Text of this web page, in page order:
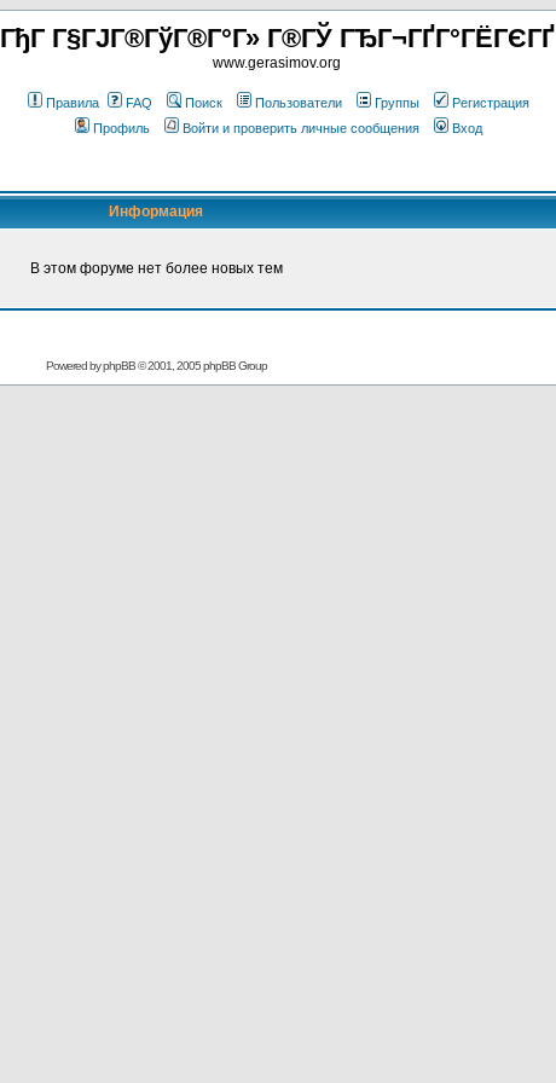
ГђГ Г§ГЈГ®ГўГ®Г°Г» Г®ГЎ ГЂГ¬ГҐГ°ГЁГЄГҐ
www.gerasimov.org
Правила FAQ Поиск Пользователи Группы
Регистрация
Профиль
Войти и проверить личные сообщения Вход
Информация
В этом форуме нет более новых тем
Powered byphpBB© 2001, 2005 phpBB Group